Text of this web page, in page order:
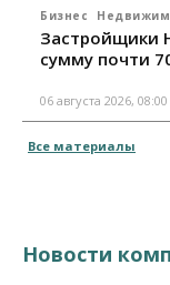
Бизнес
Застройщики
сумму почти
06 августа 2026, 08:00
Все материалы
Новости